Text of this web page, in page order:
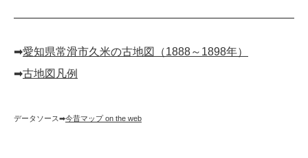
➡︎愛知県常滑市久米の古地図（1888～1898年）
➡︎古地図凡例
データソース➡︎今昔マップ on the web